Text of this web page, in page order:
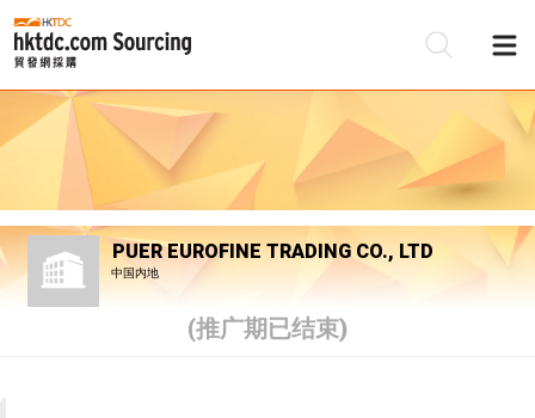
PUER EUROFINE TRADING CO., LTD
中国内地
(推广期已结束)